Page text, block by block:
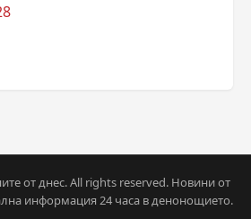
от днес. All rights reserved. Новини от
информация 24 часа в денонощието.